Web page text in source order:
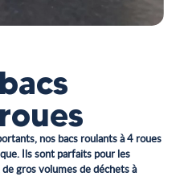
nos bacs roulants à 4 roues
Ils sont parfaits pour les
gros volumes de déchets à